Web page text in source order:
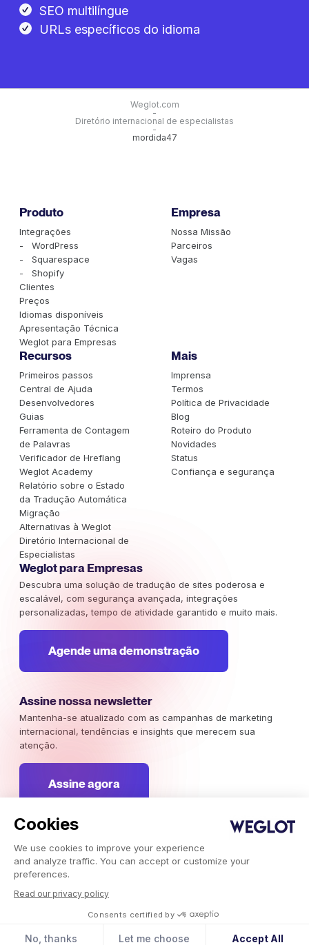
Cookies
We use cookies to improve your experience
and analyze traffic. You can accept or customize your
preferences.
Read our privacy policy
Consents certified by
No, thanks Let me choose Accept All
SEO multilíngue
URLs específicos do idioma
Weglot.com
-
Diretório internacional de especialistas
-
mordida47
Produto
Integrações
- WordPress
- Squarespace
- Shopify
Clientes
Preços
Idiomas disponíveis
Apresentação Técnica
Weglot para Empresas
Empresa
Nossa Missão
Parceiros
Vagas
Recursos
Primeiros passos
Central de Ajuda
Desenvolvedores
Guias
Ferramenta de Contagem
de Palavras
Verificador de Hreflang
Weglot Academy
Relatório sobre o Estado
da Tradução Automática
Migração
Alternativas à Weglot
Diretório Internacional de
Especialistas
Mais
Imprensa
Termos
Política de Privacidade
Blog
Roteiro do Produto
Novidades
Status
Confiança e segurança
Weglot para Empresas
Descubra uma solução de tradução de sites poderosa e
escalável, com segurança avançada, integrações
personalizadas, tempo de atividade garantido e muito mais.
Agende uma demonstração
Assine nossa newsletter
Mantenha-se atualizado com as campanhas de marketing
internacional, tendências e insights que merecem sua
atenção.
Assine agora
Weglot 2026, Tradução como serviço.
Copyright © 2026 Weglot os direitos reservados.